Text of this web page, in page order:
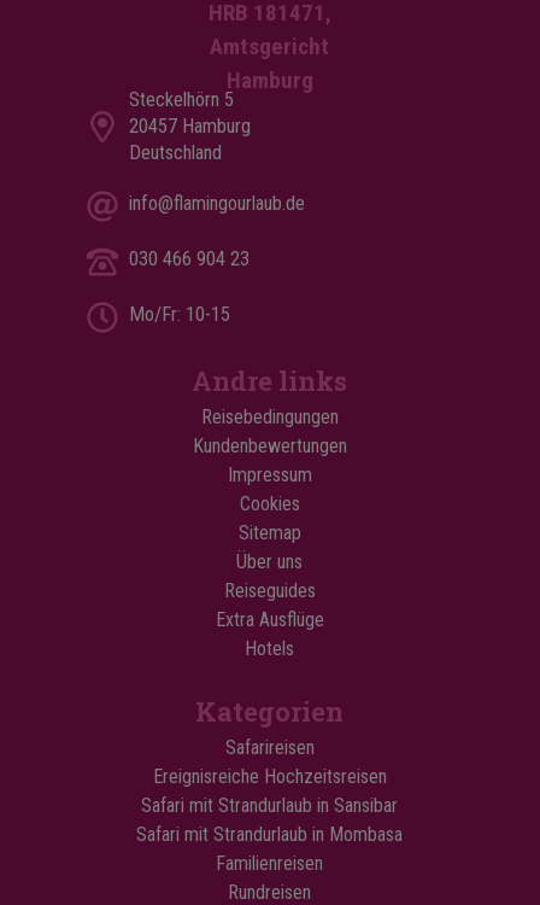
HRB 181471,
Amtsgericht
Hamburg
Steckelhörn 5
20457 Hamburg
Deutschland
info@flamingourlaub.de
030 466 904 23
Mo/Fr: 10-15
Andre links
Reisebedingungen
Kundenbewertungen
Impressum
Cookies
Sitemap
Über uns
Reiseguides
Extra Ausflüge
Hotels
Kategorien
Safarireisen
Ereignisreiche Hochzeitsreisen
Safari mit Strandurlaub in Sansibar
Safari mit Strandurlaub in Mombasa
Familienreisen
Rundreisen